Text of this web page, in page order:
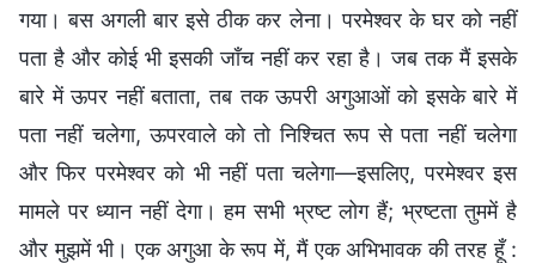
गया। बस अगली बार इसे ठीक कर लेना। परमेश्वर के घर को नहीं
पता है और कोई भी इसकी जाँच नहीं कर रहा है। जब तक मैं इसके
बारे में ऊपर नहीं बताता, तब तक ऊपरी अगुआओं को इसके बारे में
पता नहीं चलेगा, ऊपरवाले को तो निश्चित रूप से पता नहीं चलेगा
और फिर परमेश्वर को भी नहीं पता चलेगा—इसलिए, परमेश्वर इस
मामले पर ध्यान नहीं देगा। हम सभी भ्रष्ट लोग हैं; भ्रष्टता तुममें है
और मुझमें भी। एक अगुआ के रूप में, मैं एक अभिभावक की तरह हूँ :